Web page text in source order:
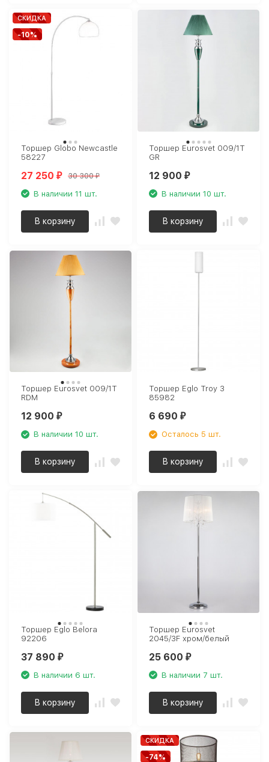
СКИДКА
-10%
Торшер Globo Newcastle
58227
27 250₽ 30 300₽
В наличии 11 шт.
В корзину
Торшер Eurosvet 009/1T
GR
12 900₽
В наличии 10 шт.
В корзину
Торшер Eurosvet 009/1T
RDM
12 900₽
В наличии 10 шт.
В корзину
Торшер Eglo Troy 3
85982
6 690₽
Осталось 5 шт.
В корзину
Торшер Eglo Belora
92206
37 890₽
В наличии 6 шт.
В корзину
Торшер Eurosvet
2045/3F хром/белый
25 600₽
В наличии 7 шт.
В корзину
СКИДКА
-74%